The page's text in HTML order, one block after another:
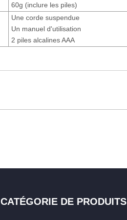
60g (inclure les piles)
Une corde suspendue
Un manuel d'utilisation
2 piles alcalines AAA
CATÉGORIE DE PRODUITS